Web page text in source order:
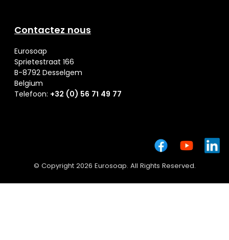
Contactez nous
Eurosoap
Sprietestraat 166
B-8792 Desselgem
Belgium
Telefoon: +32 (0) 56 71 49 77
© Copyright 2026 Eurosoap. All Rights Reserved.